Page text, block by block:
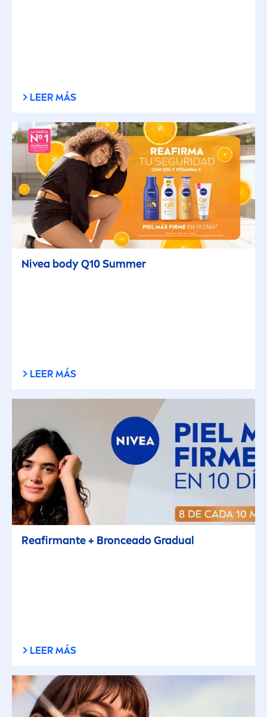
LEER MÁS
Nivea body Q10Summer
LEER MÁS
Reafirmante + Bronceado Gradual
LEER MÁS